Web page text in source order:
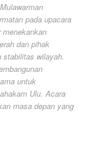
pada upacara
dan pihak
stabilitas wilayah.
untuk
Ulu. Acara
masa depan yang